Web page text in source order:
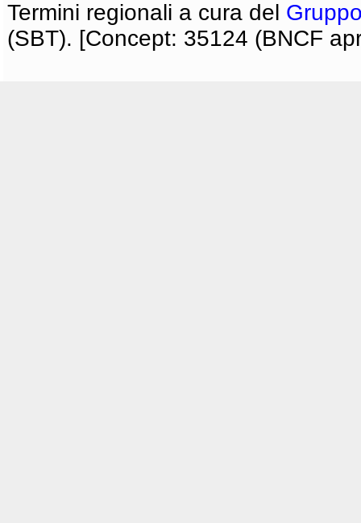
Termini regionali a cura del
(SBT). [Concept: 35124 (BNCF